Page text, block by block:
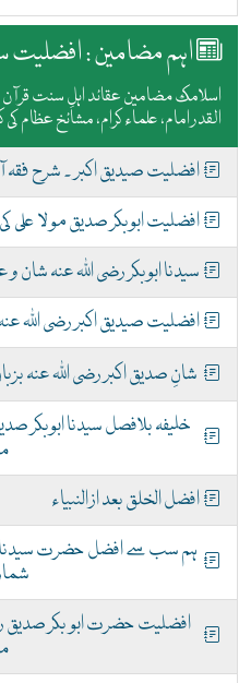
اسلامک مضامین عقائد اہلِ سنت قرآن
القدر امام، علماء کرام، مشائخ عظام
افضلیت صیدیق اکبر ۔ شرح فقہ
افضلیت ابوبکر صدیق مولا علی کی
سیدنا ابوبکر رضی اللہ عنہ
افضلیت صیدیق اکبر رضی اللہ
شانِ صدیق اکبر رضی اللہ عنہ
خلیفہ بلافصل سیدنا ابوبکر
افضل الخلق بعد از النبیاء
ہم سب سے افضل حضرت سیدنا
افضلیت حضرت ابو بکر صدیق